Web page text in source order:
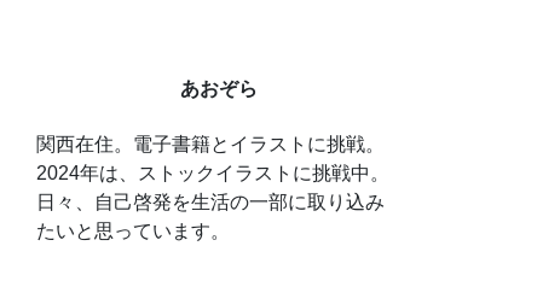
あおぞら
関西在住。電子書籍とイラストに挑戦。
2024年は、ストックイラストに挑戦中。
日々、自己啓発を生活の一部に取り込み
たいと思っています。